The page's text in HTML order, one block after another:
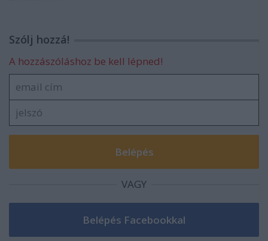
Szólj hozzá!
A hozzászóláshoz be kell lépned!
VAGY